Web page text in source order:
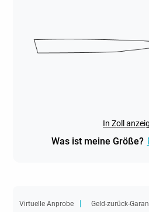
In Zoll
Was ist meine Größe?
Virtuelle Anprobe Geld-zurück-